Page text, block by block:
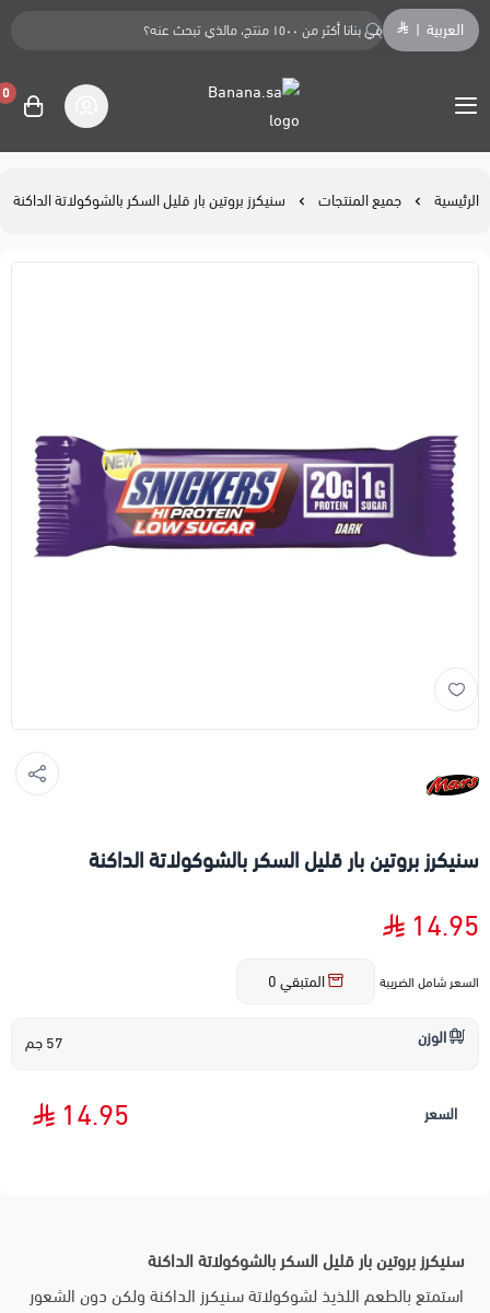
العربية
Banana.sa
0
الرئيسية جميع المنتجات سنيكرز بروتين بار قليل السكر بالشوكولاتة الداكنة
سنيكرز بروتين بار قليل السكر بالشوكولاتة الداكنة
14.95
السعر شامل الضريبة المتبقي0
الوزن 57 جم
السعر 14.95
سنيكرز بروتين بار قليل السكر بالشوكولاتة الداكنة
استمتع بالطعم اللذيذ لشوكولاتة سنيكرز الداكنة ولكن دون الشعور